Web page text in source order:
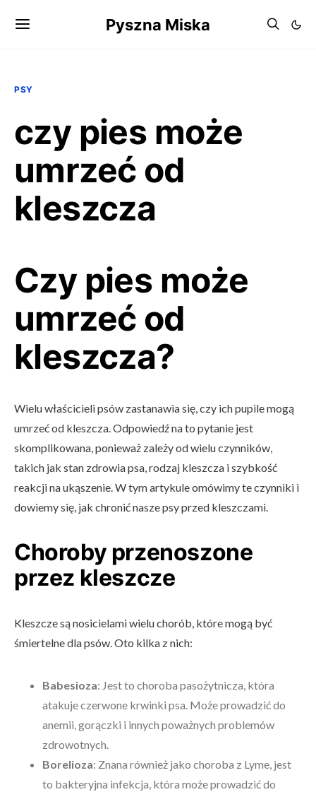
Pyszna Miska
PSY
czy pies może
umrzeć od
kleszcza
Czy pies może
umrzeć od
kleszcza?
Wielu właścicieli psów zastanawia się, czy ich pupile mogą
umrzeć od kleszcza. Odpowiedź na to pytanie jest
skomplikowana, ponieważ zależy od wielu czynników,
takich jak stan zdrowia psa, rodzaj kleszcza i szybkość
reakcji na ukąszenie. W tym artykule omówimy te czynniki i
dowiemy się, jak chronić nasze psy przed kleszczami.
Choroby przenoszone
przez kleszcze
Kleszcze są nosicielami wielu chorób, które mogą być
śmiertelne dla psów. Oto kilka z nich:
Babesioza: Jest to choroba pasożytnicza, która
atakuje czerwone krwinki psa. Może prowadzić do
anemii, gorączki i innych poważnych problemów
zdrowotnych.
Borelioza: Znana również jako choroba z Lyme, jest
to bakteryjna infekcja, która może prowadzić do